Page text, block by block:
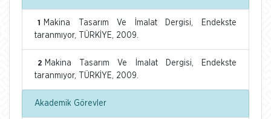
1
Makina Tasarım Ve İmalat Dergisi, Endekste
taranmıyor, TÜRKİYE, 2009.
2 Makina Tasarım Ve İmalat Dergisi, Endekste
taranmıyor, TÜRKİYE, 2009.
Akademik Görevler